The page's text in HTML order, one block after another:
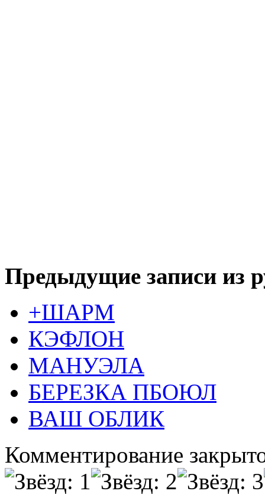
Предыдущие записи из
+ШАРМ
КЭФЛОН
МАНУЭЛА
БЕРЕЗКА ПБОЮЛ
ВАШ ОБЛИК
Комментирование